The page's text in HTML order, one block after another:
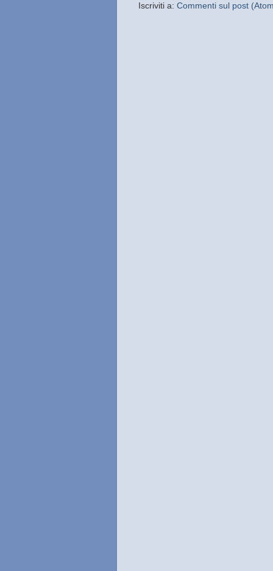
Iscriviti a: Commenti sul post